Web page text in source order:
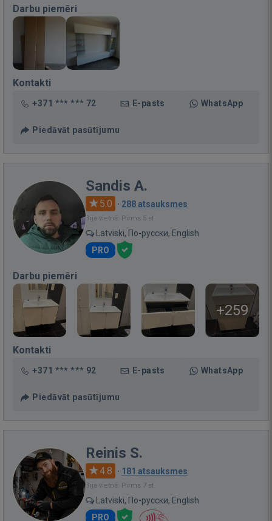
Darbu piemēri
Kontakti
+371 *** *** 72 E-pasts WhatsApp
Piedāvāt pasūtījumu
Sandis A.
5.0 · 288 atsauksmes
Bija vietnē: Pirms 5 st.
Latviski, По-русски, English
PRO
Darbu piemēri
+259
Kontakti
+371 *** *** 92 E-pasts WhatsApp
Piedāvāt pasūtījumu
Reinis S.
4.8 · 181 atsauksmes
Bija vietnē: Pirms 7 st.
Latviski, По-русски, English
PRO